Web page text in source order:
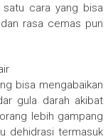
satu cara yang bisa
rasa cemas pun
bisa mengabaikan
gula darah akibat
lebih gampang
dehidrasi termasuk